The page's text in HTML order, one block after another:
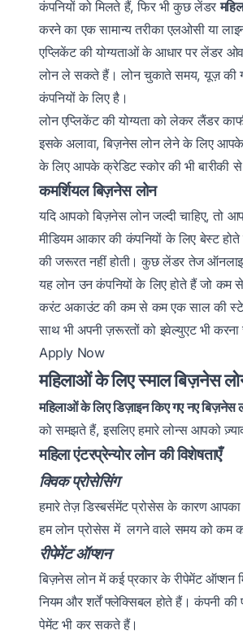
कंपनियों को मिलते हैं, फिर भी कुछ लेंडर
करने का एक सामान्य तरीका एलओसी या
एप्लिकेंट की योग्यताओं के आधार पर लेंडर
लोन ले सकते हैं। लोन चुकाते समय, यूज़ की
कंपनियों के लिए है।
लोन एप्लिकेंट की योग्यता को लेकर लैंडर
इसके अलावा, बिज़नेस लोन लेने के लिए आपके
के लिए आपके क्रेडिट स्कोर की भी बारीकी से
कमर्शियल बिज़नेस लोन
यदि आपको बिज़नेस लोन जल्दी चाहिए, तो
मीडियम आकार की कंपनियों के लिए बेस्ट
की जरूरत नहीं होती। कुछ लेंडर तेज
यह लोन उन कंपनियों के लिए होते हैं जो
करंट अकाउंट की कम से कम एक साल की
साथ भी अपनी ज़रूरतों को इवेल्युएट भी करना
Apply Now
महिलाओं के लिए स्माल बिज़नेस
महिलाओं के लिए डिज़ाइन किए गए नए बिज़नेस
को समझते हैं, इसलिए हमारे लोन्स आपको
महिला एंटरप्रेन्योर लोन की विशेषताएँ
क्विक प्रोसेसिंग
हमारे तेज़ डिस्बर्समेंट प्रोसेस के कारण
हम लोन प्रोसेस में लगने वाले समय को कम
रीपेमेंट ऑप्शन
बिज़नेस लोन में कई प्रकार के रीपेमेंट
नियम और शर्तें फ्लेक्सिबल होते हैं। कंपनी
पेमेंट भी कर सकते हैं।